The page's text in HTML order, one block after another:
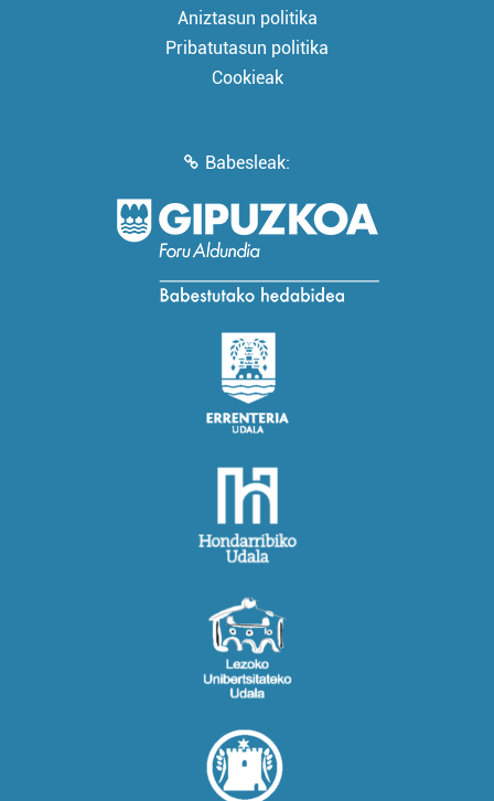
Aniztasun politika
Pribatutasun politika
Cookieak
Babesleak: